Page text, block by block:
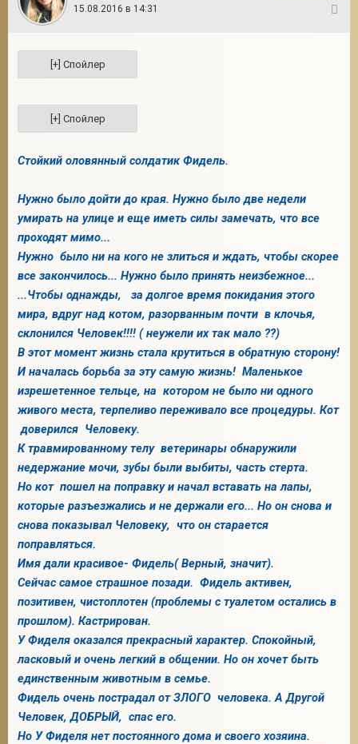
15.08.2016 в 14:31
Стойкий оловянный солдатик Фидель.
Нужно было дойти до края. Нужно было две недели
умирать на улице и еще иметь силы замечать, что все
проходят мимо...
Нужно было ни на кого не злиться и ждать, чтобы скорее
все закончилось... Нужно было принять неизбежное...
...Чтобы однажды, за долгое время покидания этого
мира, вдруг над котом, разорванным почти в клочья,
склонился Человек!!!! ( неужели их так мало ??)
В этот момент жизнь стала крутиться в обратную сторону!
И началась борьба за эту самую жизнь! Маленькое
изрешетенное тельце, на котором не было ни одного
живого места, терпеливо переживало все процедуры. Кот
доверился Человеку.
К травмированному телу ветеринары обнаружили
недержание мочи, зубы были выбиты, часть стерта.
Но кот пошел на поправку и начал вставать на лапы,
которые разъезжались и не держали его... Но он снова и
снова показывал Человеку, что он старается
поправляться.
Имя дали красивое- Фидель( Верный, значит).
Сейчас самое страшное позади. Фидель активен,
позитивен, чистоплотен (проблемы с туалетом остались в
прошлом). Кастрирован.
У Фиделя оказался прекрасный характер. Спокойный,
ласковый и очень легкий в общении. Но он хочет быть
единственным животным в семье.
Фидель очень пострадал от ЗЛОГО человека. А Другой
Человек, ДОБРЫЙ, спас его.
Но У Фиделя нет постоянного дома и своего хозяина.